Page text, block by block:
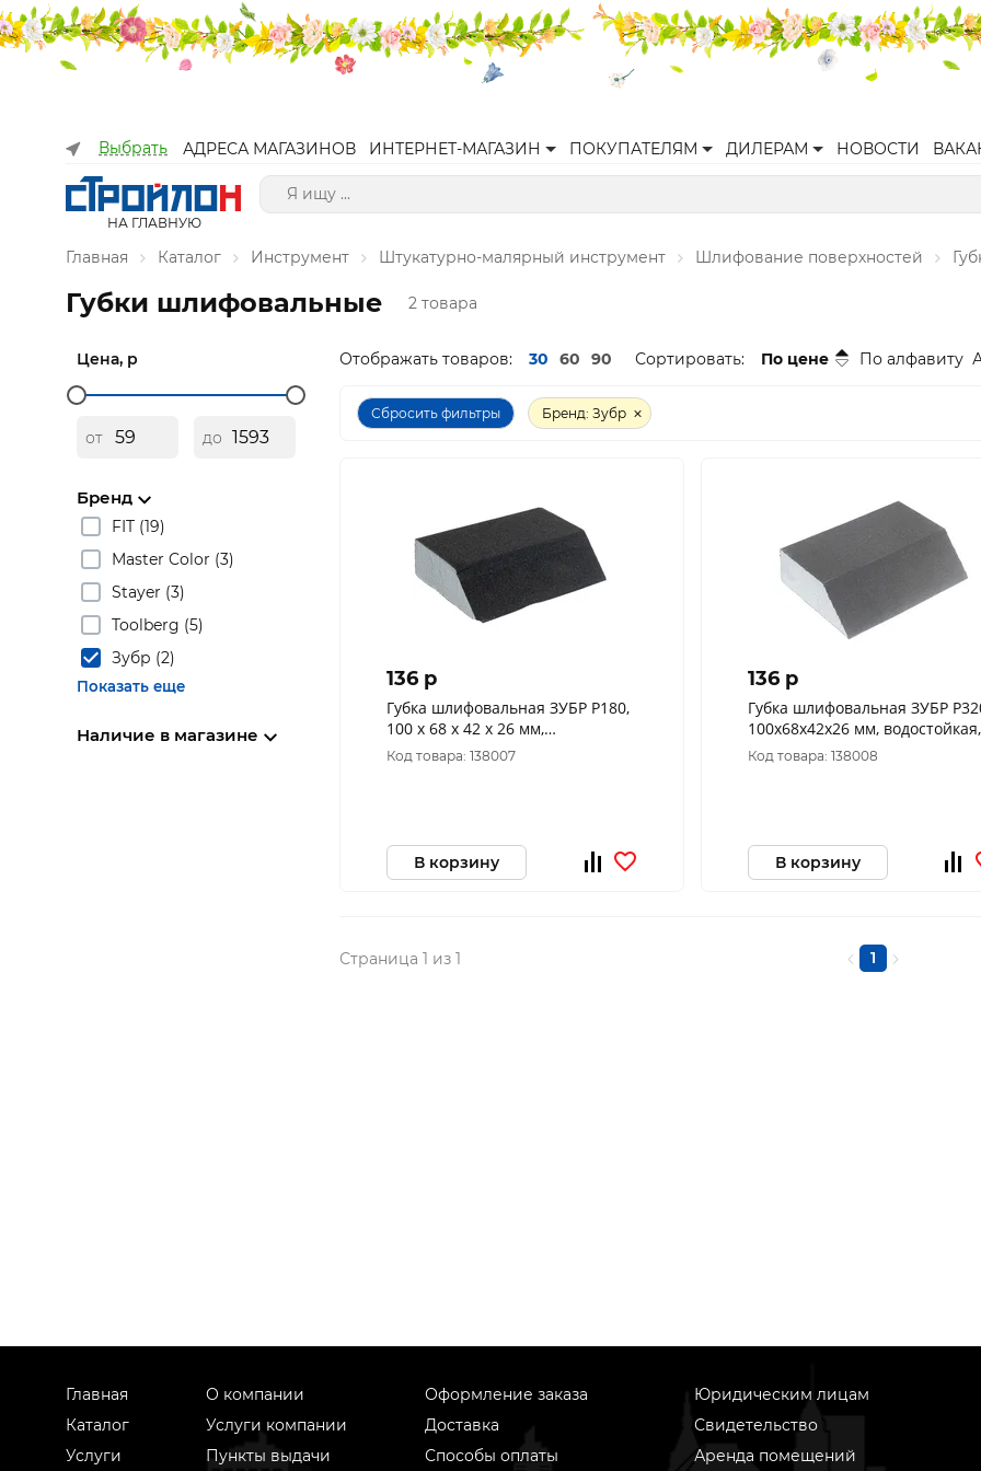
Выбрать АДРЕСА МАГАЗИНОВ ИНТЕРНЕТ-МАГАЗИН ПОКУПАТЕЛЯМ ДИЛЕРАМ НОВОСТИ
НА ГЛАВНУЮ
Главная Каталог Инструмент Штукатурно-малярный инструмент Шлифование поверхностей
Губки шлифовальные 2 товара
Цена, р
от до
Бренд
FIT (19)
Master Color (3)
Stayer (3)
Toolberg (5)
Зубр (2)
Показать еще
Наличие в магазине
Отображать товаров: 30 60 90 Сортировать: По цене По алфавиту
Сбросить фильтры Бренд: Зубр
136 p
Губка шлифовальная ЗУБР Р180,
100 х 68 х 42 х 26 мм,
водостойкая, четырехсторонняя
(35613-180)
Код товара: 138007
В корзину
136 p
Губка шлифовальная ЗУБР
100х68х42х26 мм, водостойкая,
четырехсторонняя угловая
(35613-320)
Код товара: 138008
В корзину
Страница 1 из 1 1
Главная
Каталог
Услуги
О компании
Услуги компании
Пункты выдачи
Оформление заказа
Доставка
Способы оплаты
Юридическим лицам
Свидетельство
Аренда помещений